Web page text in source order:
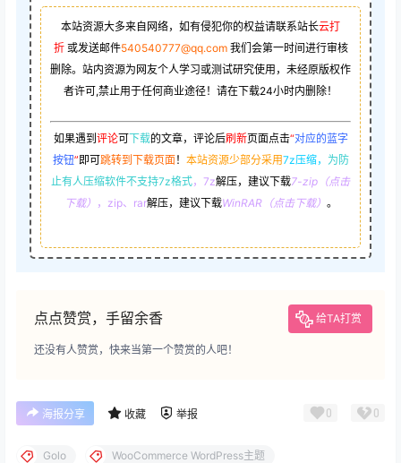
删除。站内资源为网友个人学习或测试研究使用，未经原版权作
者许可,禁止用于任何商业途径！请在下载24小时内删除！
如果遇到 评论可下载的文章，评论后刷新页面点击“对应的蓝字
按钮 ”即可跳转到下载页面！本站资源少部分采用7z压缩，为防
止有人压缩软件不支持7z格式，7z解压，建议下载7-zip（点击
下载），zip、rar解压，建议下载WinRAR（点击下载）。
点点赞赏，手留余香 给TA打赏
海报分享 收藏 举报
WordPress专业主题
WordPress主题 WordPress产品展示主题